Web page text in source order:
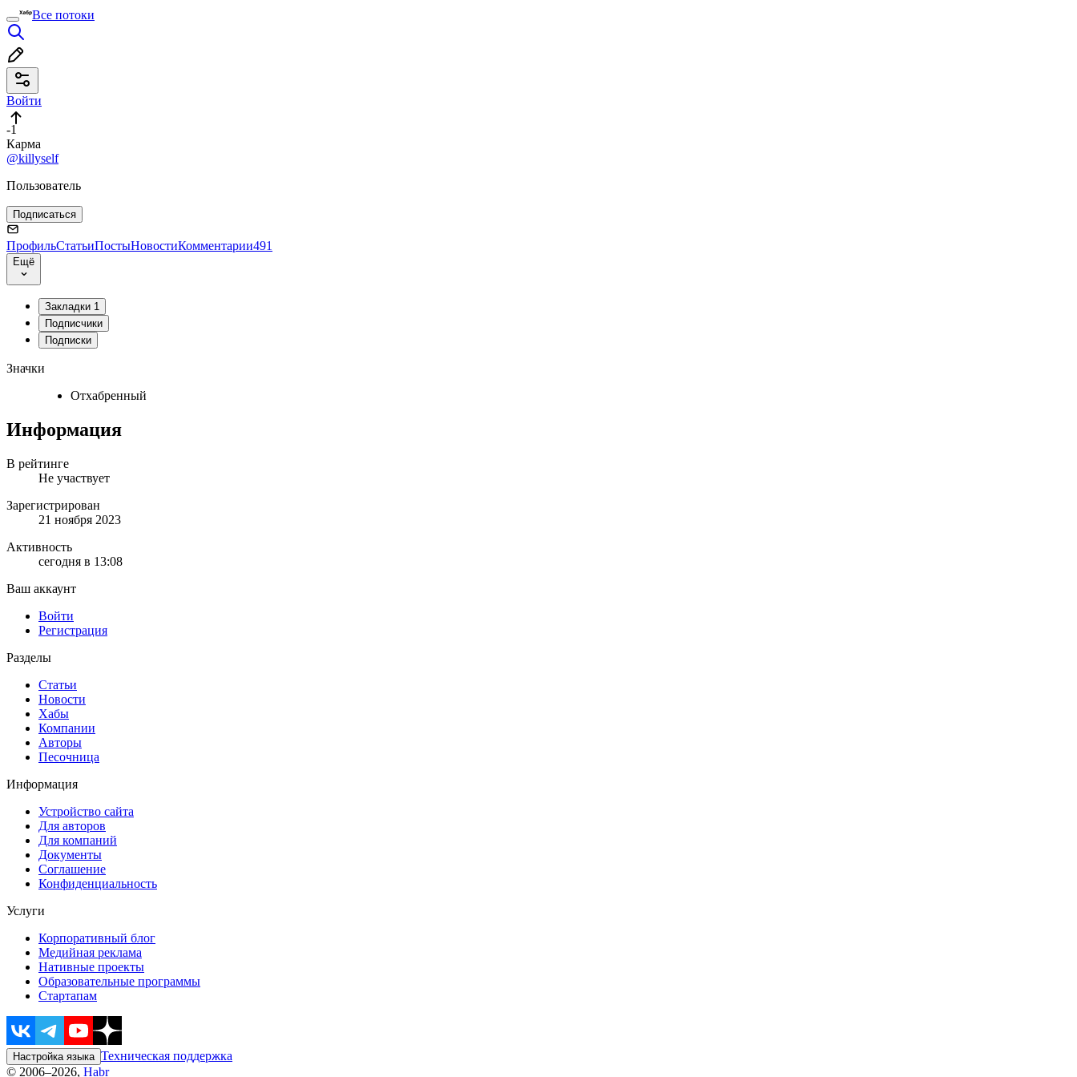
Все потоки
Войти
-1
Карма
@killyself
Пользователь
Подписаться
ПрофильСтатьиПостыНовостиКомментарии491
Ещё
Закладки 1
Подписчики
Подписки
Значки
Отхабренный
Информация
В рейтинге
Не участвует
Зарегистрирован
21 ноября 2023
Активность
сегодня в 13:08
Ваш аккаунт
Войти
Регистрация
Разделы
Статьи
Новости
Хабы
Компании
Авторы
Песочница
Информация
Устройство сайта
Для авторов
Для компаний
Документы
Соглашение
Конфиденциальность
Услуги
Корпоративный блог
Медийная реклама
Нативные проекты
Образовательные программы
Стартапам
Настройка языка Техническая поддержка
© 2006–2026, Habr